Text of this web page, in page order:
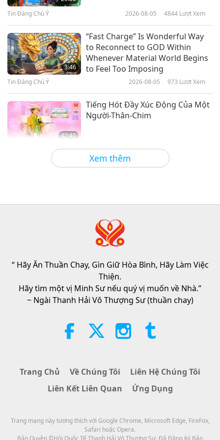
Hadith, Phần 1/2
Thiên Tánh Và Thiên Nhiên – Trích
‘Tiểu Luận, Tập Hai Của Ralph
Waldo Emerson (trường chay),
Xem thêm
Tin Đáng Chú Ý 2026-08-05 4844 Lượt Xem
3:46
“Fast Charge” Is Wonderful Way
to Reconnect to GOD Within
Whenever Material World Begins
to Feel Too Imposing
Tin Đáng Chú Ý 2026-08-05 973 Lượt Xem
42:41
Tiếng Hót Đầy Xúc Động Của Một
Người-Thân-Chim
2026-08-05
4:31
School Community
Tin Đáng Chú Ý
Tin Đáng Chú Ý 2026-08-04 305Lượt Xem
19:31
Tác Phẩm Của Pierre Gassendi
(trường chay), Phần 2/2
Sự Tích Cây Vú Sữa, Phần 2/2
Dấu Tích Văn Hóa Khắp Nẻo Thế Gian 2026-08-04 309Lượt Xem
“ Hãy Ăn Thuần Chay, Gìn Giữ Hòa Bình, Hãy Làm Việc
Thiện.
Hãy tìm một vị Minh Sư nếu quý vị muốn về Nhà.”
~ Ngài Thanh Hải Vô Thượng Sư (thuần chay)
Trang Chủ Về Chúng Tôi
Liên Hệ Chúng Tôi
Liên Kết Liên Quan
Ứng Dụng
Trang mạng này tương thích với Google Chrome, Microsoft Edge, FireFox,
Safari hoặc Opera.
Bản Quyền ©Hội Quốc Tế Thanh Hải Vô Thượng Sư. Đã Đăng Ký Bản